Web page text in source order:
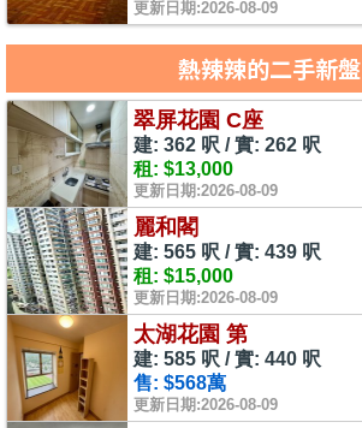
更新日期:2026-08-09
熱辣辣的二手新盤
翠屏花園 C座
建: 362 呎 / 實: 262 呎
租: $13,000
更新日期:2026-08-09
麗和閣
建: 565 呎 / 實: 439 呎
租: $15,000
更新日期:2026-08-09
太湖花園 第
建: 585 呎 / 實: 440 呎
售: $568萬
更新日期:2026-08-09